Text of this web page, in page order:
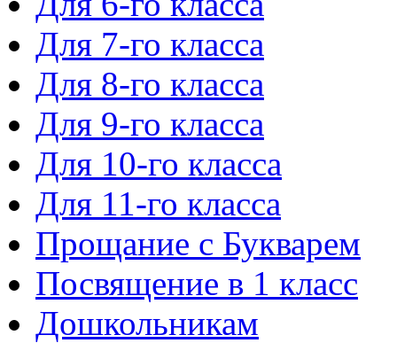
Для 7-го класса
Для 8-го класса
Для 9-го класса
Для 10-го класса
Для 11-го класса
Прощание с Букварем
Посвящение в 1 класс
Дошкольникам